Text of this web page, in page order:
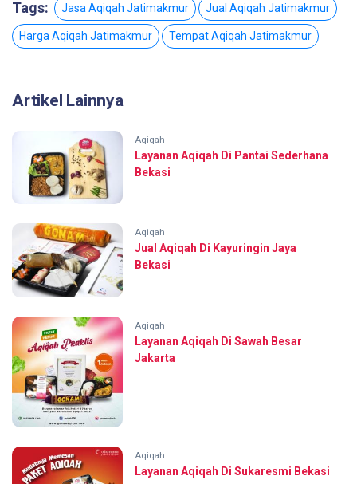
Tags: Jasa Aqiqah Jatimakmur Jual Aqiqah Jatimakmur
Harga Aqiqah Jatimakmur Tempat Aqiqah Jatimakmur
Artikel Lainnya
Aqiqah
Layanan Aqiqah Di Pantai Sederhana
Bekasi
Aqiqah
Jual Aqiqah Di Kayuringin Jaya
Bekasi
Aqiqah
Layanan Aqiqah Di Sawah Besar
Jakarta
Aqiqah
Layanan Aqiqah Di Sukaresmi Bekasi